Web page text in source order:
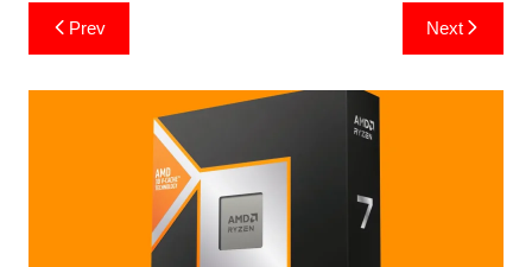
Post
navigation
Prev Next